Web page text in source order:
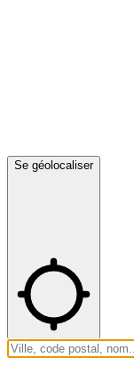
Se géolocaliser